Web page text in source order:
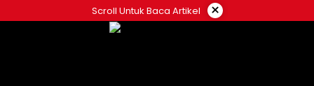
ke
Scroll Untuk Baca Artikel ×